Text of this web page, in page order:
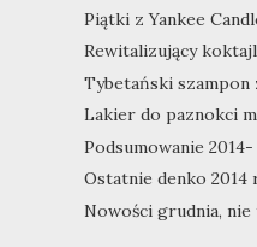
Piątki z Yankee
Rewitalizujący
Tybetański szampon
Lakier do paznokci
Podsumowanie
Ostatnie denko 2014
Nowości grudnia,